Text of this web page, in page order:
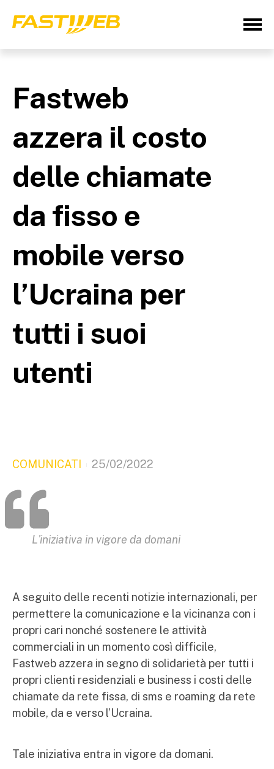
Fastweb
azzera il costo
delle chiamate
da fisso e
mobile verso
l’Ucraina per
tutti i suoi
utenti
COMUNICATI 25/02/2022
L'iniziativa in vigore da domani
A seguito delle recenti notizie internazionali, per
permettere la comunicazione e la vicinanza con i
propri cari nonché sostenere le attività
commerciali in un momento così difficile,
Fastweb azzera in segno di solidarietà per tutti i
propri clienti residenziali e business i costi delle
chiamate da rete fissa, di sms e roaming da rete
mobile, da e verso l’Ucraina.
Tale iniziativa entra in vigore da domani.